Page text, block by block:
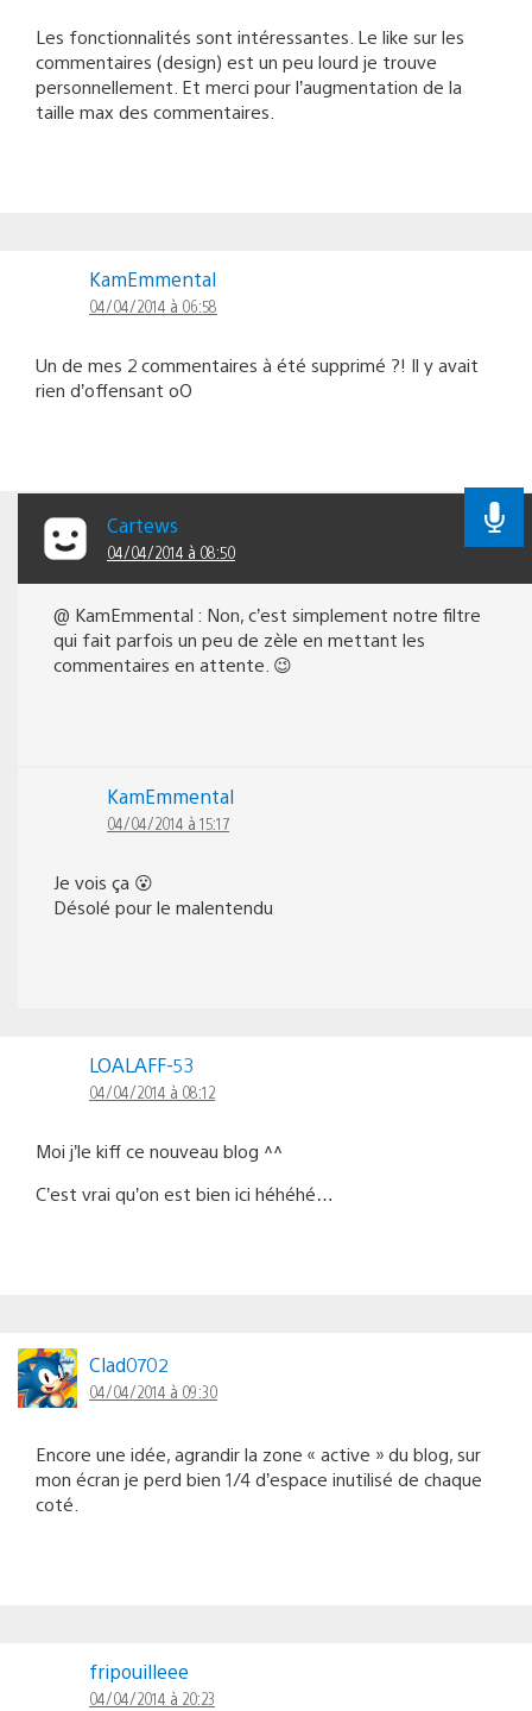
Les fonctionnalités sont intéressantes. Le like sur les
commentaires (design) est un peu lourd je trouve
personnellement. Et merci pour l’augmentation de la
taille max des commentaires.
KamEmmental
04/04/2014 à 06:58
Un de mes 2 commentaires à été supprimé ?! Il y avait
rien d’offensant oO
Cartews
04/04/2014 à 08:50
@ KamEmmental : Non, c’est simplement notre filtre
qui fait parfois un peu de zèle en mettant les
commentaires en attente. 😉
KamEmmental
04/04/2014 à 15:17
Je vois ça 😮
Désolé pour le malentendu
LOALAFF-53
04/04/2014 à 08:12
Moi j’le kiff ce nouveau blog ^^
C’est vrai qu’on est bien ici héhéhé…
Clad0702
04/04/2014 à 09:30
Encore une idée, agrandir la zone « active » du blog, sur
mon écran je perd bien 1/4 d’espace inutilisé de chaque
coté.
fripouilleee
04/04/2014 à 20:23